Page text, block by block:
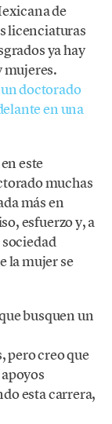
de
licenciaturas
ya hay
mujeres.
doctorado
en una
este
muchas
más en
esfuerzo y, a
la mujer se
busquen un
pero creo que
esta carrera,